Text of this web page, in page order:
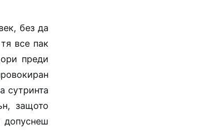
без да
все пак
преди
сутринта
защото